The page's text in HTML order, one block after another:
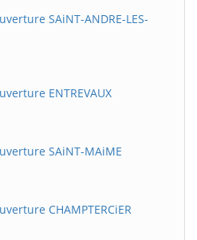
SAiNT-ANDRE-LES-
ENTREVAUX
SAiNT-MAiME
CHAMPTERCiER